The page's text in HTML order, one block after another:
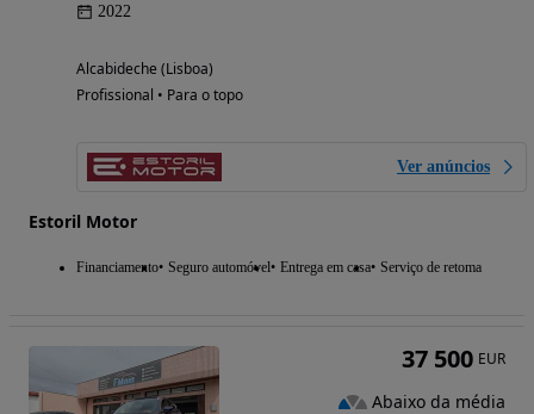
2022
Alcabideche (Lisboa)
Profissional • Para o topo
Ver anúncios
Estoril Motor
Financiamento Seguro automóvel Entrega em casa Serviço de retoma
37 500 EUR
Abaixo da média